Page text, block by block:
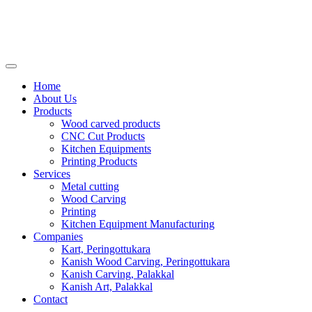
Home
About Us
Products
Wood carved products
CNC Cut Products
Kitchen Equipments
Printing Products
Services
Metal cutting
Wood Carving
Printing
Kitchen Equipment Manufacturing
Companies
Kart, Peringottukara
Kanish Wood Carving, Peringottukara
Kanish Carving, Palakkal
Kanish Art, Palakkal
Contact